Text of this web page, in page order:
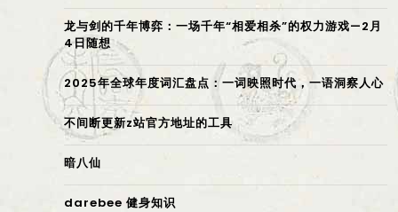
龙与剑的千年博弈：一场千年“相爱相杀”的权力游戏—2月
4日随想
2025年全球年度词汇盘点：一词映照时代，一语洞察人心
不间断更新z站官方地址的工具
暗八仙
darebee 健身知识